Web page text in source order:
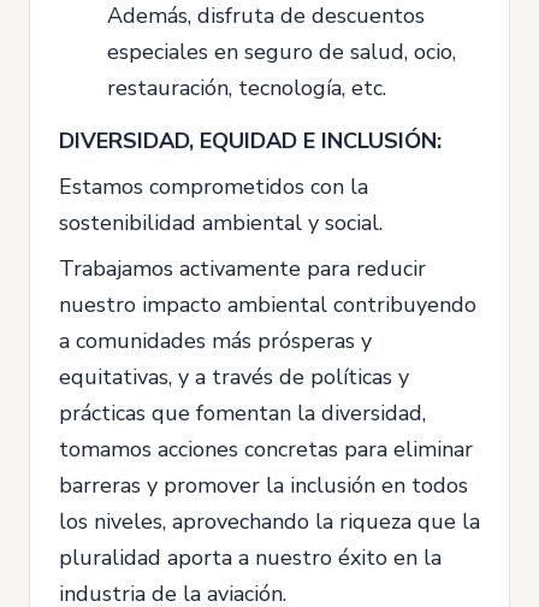
Además, disfruta de descuentos
especiales en seguro de salud, ocio,
restauración, tecnología, etc.
DIVERSIDAD, EQUIDAD E INCLUSIÓN:
Estamos comprometidos con la
sostenibilidad ambiental y social.
Trabajamos activamente para reducir
nuestro impacto ambiental contribuyendo
a comunidades más prósperas y
equitativas, y a través de políticas y
prácticas que fomentan la diversidad,
tomamos acciones concretas para eliminar
barreras y promover la inclusión en todos
los niveles, aprovechando la riqueza que la
pluralidad aporta a nuestro éxito en la
industria de la aviación.